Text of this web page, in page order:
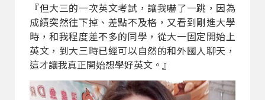
『但大三的一次英文考試，讓我嚇了一跳，因為
成績突然往下掉、差點不及格，又看到剛進大學
時，和我程度差不多的同學，從大一固定開始上
英文，到大三時已經可以自然的和外國人聊天，
這才讓我真正開始想學好英文。』